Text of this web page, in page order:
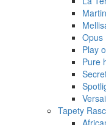
Opus
Play
Pure
Tapety